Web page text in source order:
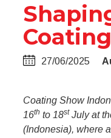
27/06/2025
Coating Show
16th to 18stJuly at
(Indonesia), where